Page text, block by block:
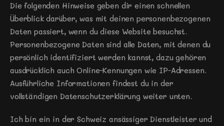
Die folgenden Hinweise geben dir einen schnellen
Überblick darüber, was mit deinen personenbezogenen
Daten passiert, wenn du diese Website besuchst.
Personenbezogene Daten sind alle Daten, mit denen du
persönlich identifiziert werden kannst, dazu gehören
ausdrücklich auch Online-Kennungen wie IP-Adressen.
Ausführliche Informationen findest du in der
vollständigen Datenschutzerklärung weiter unten.
Ich bin ein in der Schweiz ansässiger Dienstleister und